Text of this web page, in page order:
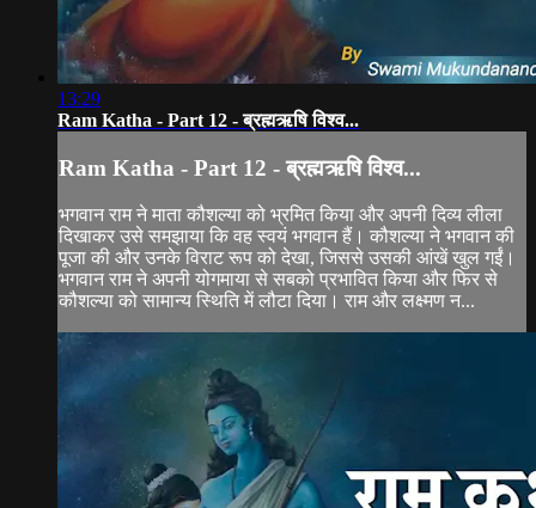
13:29
Ram Katha - Part 12 - ब्रह्मऋषि विश्व...
Ram Katha - Part 12 - ब्रह्मऋषि विश्व...
भगवान राम ने माता कौशल्या को भ्रमित किया और अपनी दिव्य लीला
दिखाकर उसे समझाया कि वह स्वयं भगवान हैं। कौशल्या ने भगवान की
पूजा की और उनके विराट रूप को देखा, जिससे उसकी आंखें खुल गईं।
भगवान राम ने अपनी योगमाया से सबको प्रभावित किया और फिर से
कौशल्या को सामान्य स्थिति में लौटा दिया। राम और लक्ष्मण न...